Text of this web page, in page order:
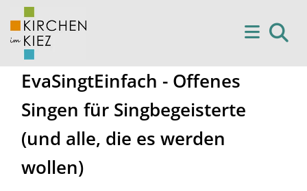
EvaSingtEinfach - Offenes
Singen für Singbegeisterte
(und alle, die es werden
wollen)